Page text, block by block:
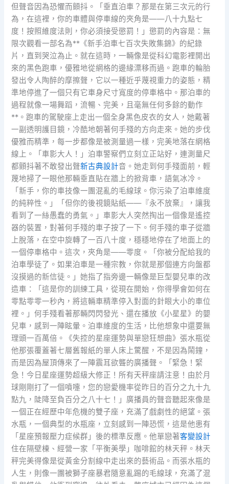
但聲音因為恐懼而顫抖。「垂直泊車？那是在第三次元的行
為，在這裡，你的車體與停車線的夾角是——八十九點七
度！按照維度法則，你必須接受懲罰！」懲罰的內容是：無
限次觀看一部名為**《新手泊車七百次失敗集錦》的紀錄
片，直到哭泣為止。就在這時，一輛像是從科幻電影裡開出
來的黑色跑車，優雅地從網格的邊緣漂移而過。跑車的輪胎
發出令人陶醉的摩擦聲，它以一種近乎蔑視重力的姿態，精
準地停進了一個只有它車身尺寸寬度的停車格中。那泊車的
過程就像一場舞蹈，流暢、完美，且毫無任何多餘的動作
**。跑車的駕駛座上走出一個全身黑色皮衣的女人，她戴著
一副透明護目鏡，冷酷地朝著何手殘的方向走來。她的步伐
優雅而精準，每一步都像是被測量過一樣，完美地落在網格
線上。「車影大人！」泊車警察們立刻立正站好，連測量尺
都顫抖著不敢發出聲新古典設計音。她走到何手殘面前，輕
蔑地掃了一眼他那輛垂直貼在牆上的掀背車，語氣冰冷。
「新手，你的車技像一團混亂的毛線球。你污染了泊車維度
的純粹性。」「但你的後視鏡貼紙——『永不放棄』，讓我
看到了一絲愚蠢的勇氣。」車影大人突然掏出一個像是遙控
器的裝置，對著何手殘的車子按了一下。何手殘的車子從牆
上脫落，在空中旋轉了一百八十度，穩穩地停在了地面上的
一個停車格中。這次，夾角是——零度。「你被分配給我的
泊車學徒了。如果泊車是一種宗教，你就是那個連方向盤都
沒摸過的新信徒。」她指了指旁邊一輛像是巨型嬰兒車的改
造車：「這是你的訓練工具，從現在開始，你得學會如何在
零點零零一秒內，將這輛車精準停入對面的針眼大小的車位
裡。」何手殘看著那輛閃閃發光、還在播放《小星星》的嬰
兒車，感到一陣眩暈。泊車維度的生活，比他想象中還要無
理頭一百萬倍。《失控的星座運勢與單戀狂想曲》張水瓶從
他那張覆蓋著七層舊報紙的單人床上驚醒，不是因為鬧鐘，
而是因為屋頂傳來了一陣震耳欲聾的廣播聲。「緊急！緊
急！今日星座運勢超級大修正！所有天秤座請注意！由於月
球剛剛打了一個噴嚏，您的戀愛機率從昨日的百分之九十九
點九，陡降至負百分之八十七！」廣播員的聲音聽起來像是
一個正在經歷中年危機的雙子座，充滿了戲劇性的絕望。張
水瓶，一個典型的水瓶座，立刻感到一陣恐慌，這是他患有
「星座預報壓力症候群」後的標準反應。他單戀著客變設計
住在隔壁棟、經營一家「平衡美學」咖啡館的林天秤。林天
秤完美得像是從黃金分割線中走出來的藝術品。而張水瓶的
人生，則像一團被獅子座暴君隨意亂踢的毛線球，充滿了混